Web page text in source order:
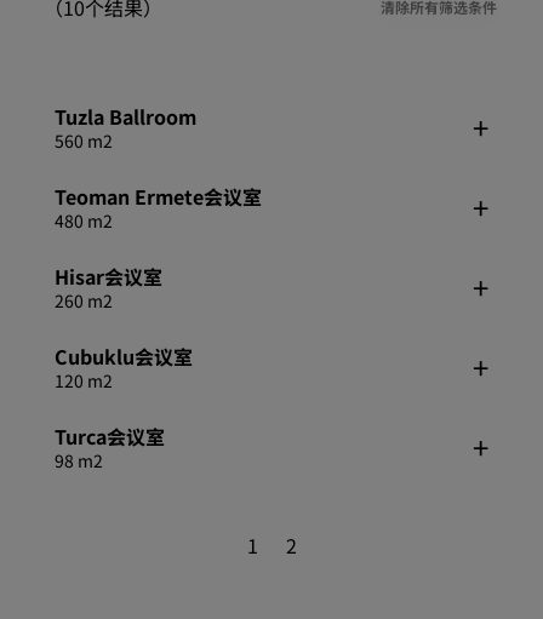
（10个结果） 清除所有筛选条件
Tuzla Ballroom
560 m2
Teoman Ermete会议室
480 m2
Hisar会议室
260 m2
Cubuklu会议室
120 m2
Turca会议室
98 m2
1 2